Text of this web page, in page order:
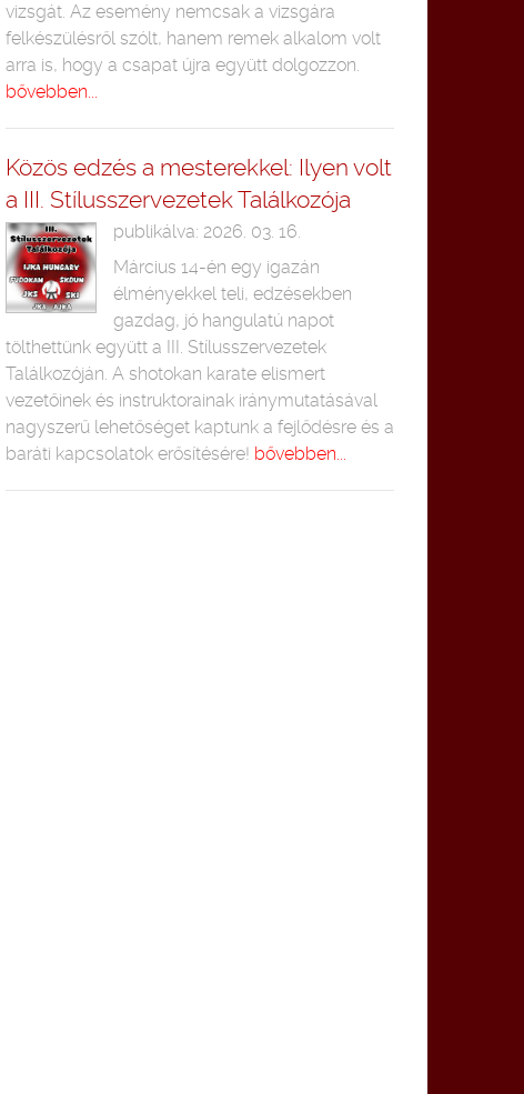
vizsgát. Az esemény nemcsak a vizsgára
felkészülésről szólt, hanem remek alkalom volt
arra is, hogy a csapat újra együtt dolgozzon.
bővebben...
Közös edzés a mesterekkel: Ilyen volt
a III. Stílusszervezetek Találkozója
publikálva: 2026. 03. 16.
Március 14-én egy igazán
élményekkel teli, edzésekben
gazdag, jó hangulatú napot
tölthettünk együtt a III. Stílusszervezetek
Találkozóján. A shotokan karate elismert
vezetőinek és instruktorainak iránymutatásával
nagyszerű lehetőséget kaptunk a fejlődésre és a
baráti kapcsolatok erősítésére! bővebben...